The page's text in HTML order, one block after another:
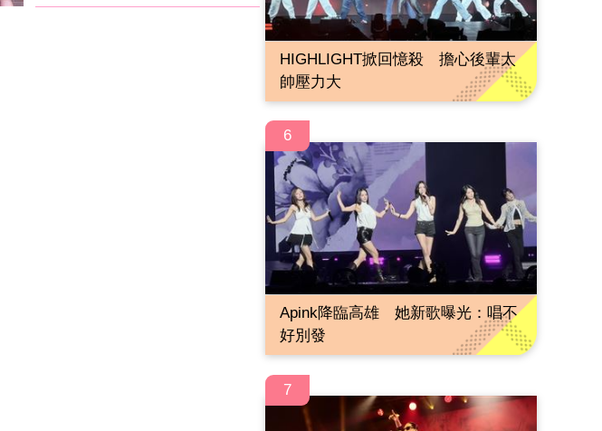
HIGHLIGHT掀回憶殺 擔心後輩太
帥壓力大
6
Apink降臨高雄 她新歌曝光：唱不
好別發
7